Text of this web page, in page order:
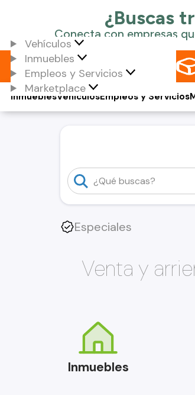
Vehículos
Inmuebles
Empleos y Servicios
Marketplace
Vehículos
Inmuebles Empleos y Servicios
Especiales
Venta y
Inmuebles